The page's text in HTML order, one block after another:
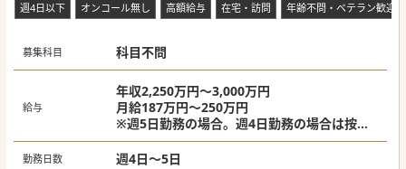
週4日以下 オンコール無し 高額給与 在宅・訪問 年齢不問・ベテラン歓迎
募集科目 科目不問
給与
年収2,250万円～3,000万円
月給187万円～250万円
※週5日勤務の場合。週4日勤務の場合は按
分。
勤務日数 週4日～5日